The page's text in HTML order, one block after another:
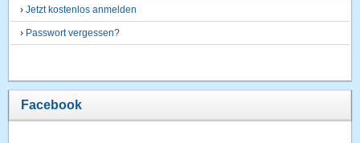
›Jetzt kostenlos anmelden
› Passwort vergessen?
Facebook